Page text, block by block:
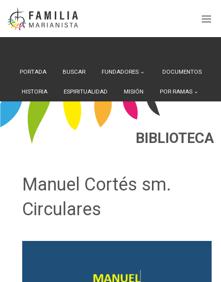
Saltar
contenido
PORTADA BUSCAR FUNDADORES DOCUMENTOS
HISTORIA ESPIRITUALIDAD MISIÓN POR RAMAS
BIBLIOTECA
Manuel Cortés sm.
Circulares